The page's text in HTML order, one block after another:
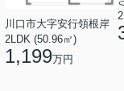
川口市大字安行領根岸
2LDK (50.96㎡)
1,199万円